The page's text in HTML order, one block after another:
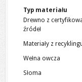
Typ materiału
Drewno z
źródeł
Materiały z
Wełna owcza
Słoma